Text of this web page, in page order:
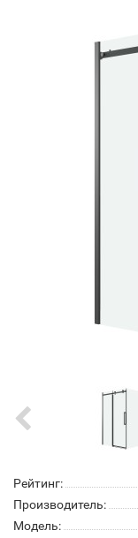
Рейтинг:
Производитель:
Модель: